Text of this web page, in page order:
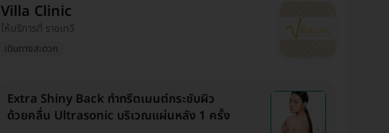
Villa Clinic
ให้บริการที่ ราชเทวี
เดินทางสะดวก
Extra Shiny Back ทำทรีตเมนต์กระชับผิว
ด้วยคลื่น Ultrasonic บริเวณแผ่นหลัง 1 ครั้ง